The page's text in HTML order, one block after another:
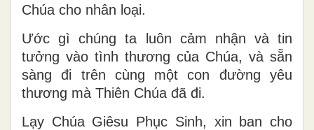
Chúa cho nhân loại.
Ước gì chúng ta luôn cảm nhận và tin
tưởng vào tình thương của Chúa, và sẵn
sàng đi trên cùng một con đường yêu
thương mà Thiên Chúa đã đi.
Lạy Chúa Giêsu Phục Sinh, xin ban cho